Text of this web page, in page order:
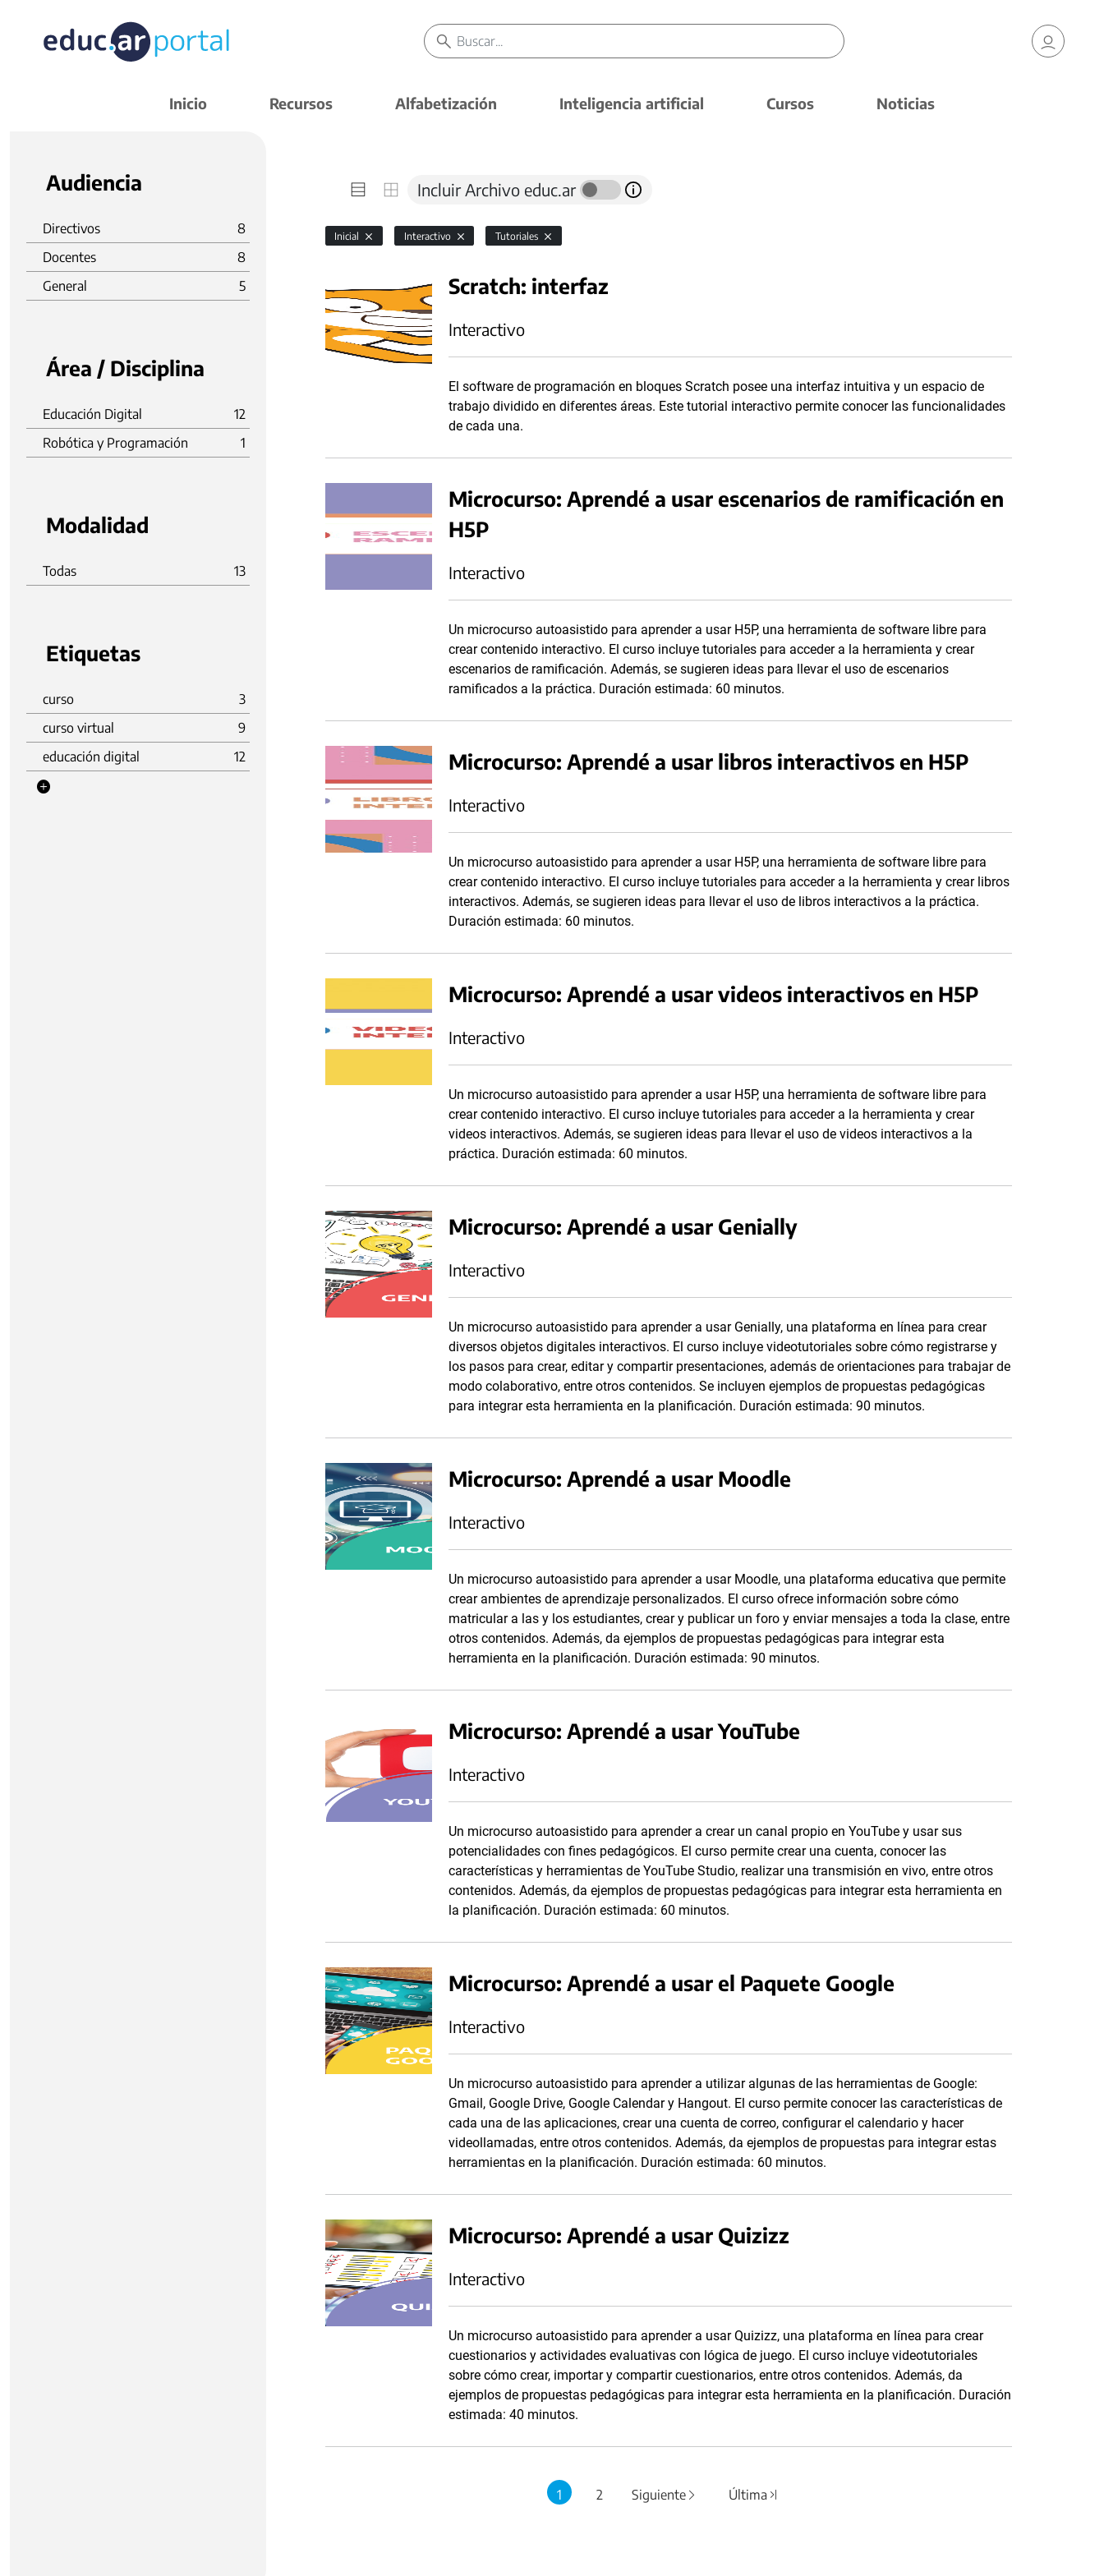
Inicio Recursos Alfabetización Inteligencia artificial Cursos Noticias
Audiencia
Directivos
8
Docentes
8
General
5
Área / Disciplina
Educación Digital
12
Robótica y Programación
1
Modalidad
Todas 13
Etiquetas
curso
3
curso virtual
9
educación digital
12
Incluir Archivo educ.ar
Inicial Interactivo Tutoriales
Scratch: interfaz
Interactivo
El software de programación en bloques Scratch posee una interfaz intuitiva y un espacio de
trabajo dividido en diferentes áreas. Este tutorial interactivo permite conocer las funcionalidades
de cada una.
Microcurso: Aprendé a usar escenarios de ramificación en
H5P
Interactivo
Un microcurso autoasistido para aprender a usar H5P, una herramienta de software libre para
crear contenido interactivo. El curso incluye tutoriales para acceder a la herramienta y crear
escenarios de ramificación. Además, se sugieren ideas para llevar el uso de escenarios
ramificados a la práctica. Duración estimada: 60 minutos.
Microcurso: Aprendé a usar libros interactivos en H5P
Interactivo
Un microcurso autoasistido para aprender a usar H5P, una herramienta de software libre para
crear contenido interactivo. El curso incluye tutoriales para acceder a la herramienta y crear libros
interactivos. Además, se sugieren ideas para llevar el uso de libros interactivos a la práctica.
Duración estimada: 60 minutos.
Microcurso: Aprendé a usar videos interactivos en H5P
Interactivo
Un microcurso autoasistido para aprender a usar H5P, una herramienta de software libre para
crear contenido interactivo. El curso incluye tutoriales para acceder a la herramienta y crear
videos interactivos. Además, se sugieren ideas para llevar el uso de videos interactivos a la
práctica. Duración estimada: 60 minutos.
Microcurso: Aprendé a usar Genially
Interactivo
Un microcurso autoasistido para aprender a usar Genially, una plataforma en línea para crear
diversos objetos digitales interactivos. El curso incluye videotutoriales sobre cómo registrarse y
los pasos para crear, editar y compartir presentaciones, además de orientaciones para trabajar de
modo colaborativo, entre otros contenidos. Se incluyen ejemplos de propuestas pedagógicas
para integrar esta herramienta en la planificación. Duración estimada: 90 minutos.
Microcurso: Aprendé a usar Moodle
Interactivo
Un microcurso autoasistido para aprender a usar Moodle, una plataforma educativa que permite
crear ambientes de aprendizaje personalizados. El curso ofrece información sobre cómo
matricular a las y los estudiantes, crear y publicar un foro y enviar mensajes a toda la clase, entre
otros contenidos. Además, da ejemplos de propuestas pedagógicas para integrar esta
herramienta en la planificación. Duración estimada: 90 minutos.
Microcurso: Aprendé a usar YouTube
Interactivo
Un microcurso autoasistido para aprender a crear un canal propio en YouTube y usar sus
potencialidades con fines pedagógicos. El curso permite crear una cuenta, conocer las
características y herramientas de YouTube Studio, realizar una transmisión en vivo, entre otros
contenidos. Además, da ejemplos de propuestas pedagógicas para integrar esta herramienta en
la planificación. Duración estimada: 60 minutos.
Microcurso: Aprendé a usar el Paquete Google
Interactivo
Un microcurso autoasistido para aprender a utilizar algunas de las herramientas de Google:
Gmail, Google Drive, Google Calendar y Hangout. El curso permite conocer las características de
cada una de las aplicaciones, crear una cuenta de correo, configurar el calendario y hacer
videollamadas, entre otros contenidos. Además, da ejemplos de propuestas para integrar estas
herramientas en la planificación. Duración estimada: 60 minutos.
Microcurso: Aprendé a usar Quizizz
Interactivo
Un microcurso autoasistido para aprender a usar Quizizz, una plataforma en línea para crear
cuestionarios y actividades evaluativas con lógica de juego. El curso incluye videotutoriales
sobre cómo crear, importar y compartir cuestionarios, entre otros contenidos. Además, da
ejemplos de propuestas pedagógicas para integrar esta herramienta en la planificación. Duración
estimada: 40 minutos.
1 2 Siguiente Última